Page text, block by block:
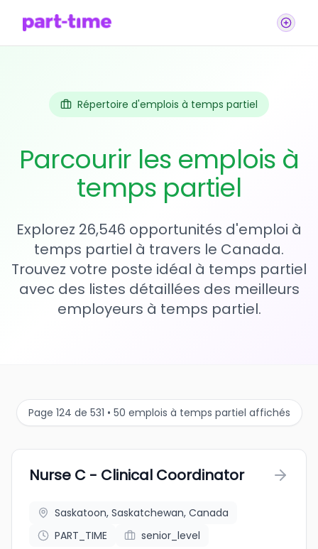
Répertoire d'emplois à temps partiel
Parcourir les emplois à
temps partiel
Explorez 26,546 opportunités d'emploi à
temps partiel à travers le Canada.
Trouvez votre poste idéal à temps partiel
avec des listes détaillées des meilleurs
employeurs à temps partiel.
Page 124 de 531 • 50 emplois à temps partiel affichés
Nurse C - Clinical Coordinator
Saskatoon, Saskatchewan, Canada
PART_TIME
senior_level